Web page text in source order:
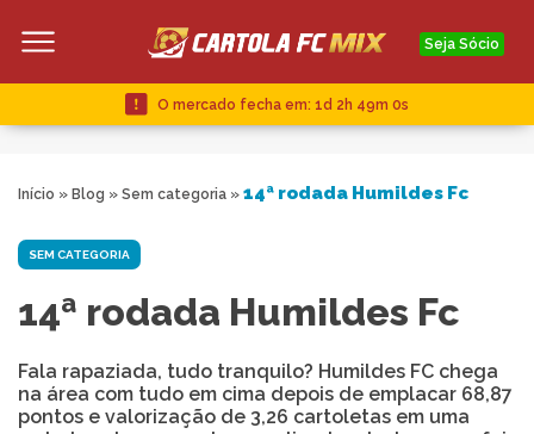
Seja Sócio
O mercado fecha em: 1d 2h 49m 0s
Início » Blog » Sem categoria » 14ª rodada Humildes Fc
SEM CATEGORIA
14ª rodada Humildes Fc
Fala rapaziada, tudo tranquilo? Humildes FC chega
na área com tudo em cima depois de emplacar 68,87
pontos e valorização de 3,26 cartoletas em uma